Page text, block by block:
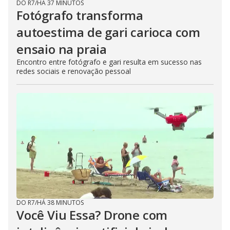
DO R7/HÁ 37 MINUTOS
Fotógrafo transforma
autoestima de gari carioca com
ensaio na praia
Encontro entre fotógrafo e gari resulta em sucesso nas
redes sociais e renovação pessoal
DO R7/HÁ 38 MINUTOS
Você Viu Essa? Drone com